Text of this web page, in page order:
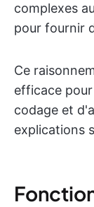
complexes
pour fournir
Ce
efficace
codage et
explications